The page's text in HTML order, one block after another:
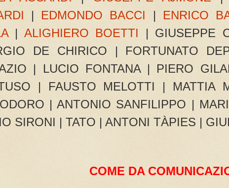
| EDMONDO BACCI | ENRICO
| ALIGHIERO BOETTI | GIUSEPPE
DE CHIRICO | FORTUNATO
| LUCIO FONTANA | PIERO
| FAUSTO MELOTTI | MATTIA
| ANTONIO SANFILIPPO |
SIRONI | TATO | ANTONI TÀPIES |
COME DA